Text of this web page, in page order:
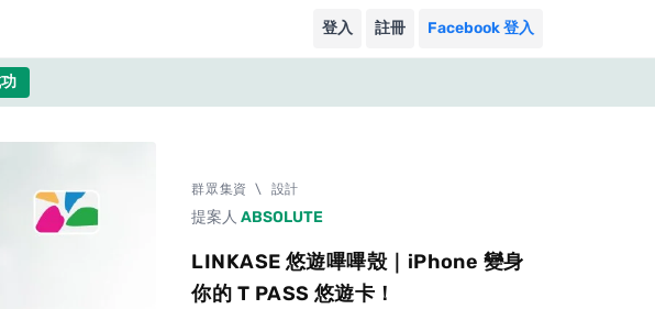
登入 註冊 Facebook 登入
群眾集資 \ 設計
提案人 ABSOLUTE
LINKASE 悠遊嗶嗶殼｜iPhone 變身
你的 T PASS 悠遊卡！